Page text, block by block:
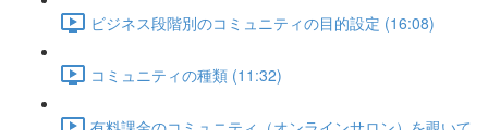
ビジネス段階別のコミュニティの目的設定 (16:08)
コミュニティの種類 (11:32)